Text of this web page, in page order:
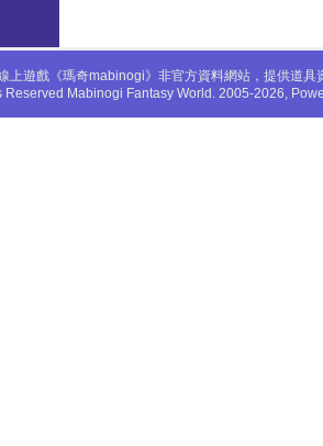
上遊戲《瑪奇mabinogi》非官方資料網站，提供道
Reserved Mabinogi Fantasy World. 2005-2026,